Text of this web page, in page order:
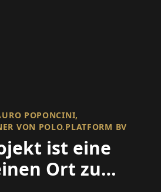
POPONCINI,
VON POLO.PLATFORM BV
ist eine
Ort zu